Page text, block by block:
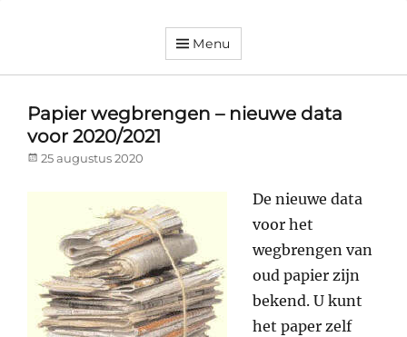
DorpsverenigingMenu
Papier wegbrengen – nieuwe data
voor 2020/2021
Posted
25 augustus 2020
De nieuwe data
voor het
wegbrengen van
oud papier zijn
bekend. U kunt
het paper zelf